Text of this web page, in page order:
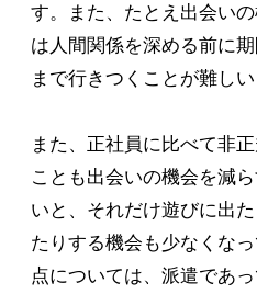
す。また、たとえ出会い
は人間関係を深める前に
まで行きつくことが難し
また、正社員に比べて非
ことも出会いの機会を減
いと、それだけ遊びに出
たりする機会も少なくな
点については、派遣であ